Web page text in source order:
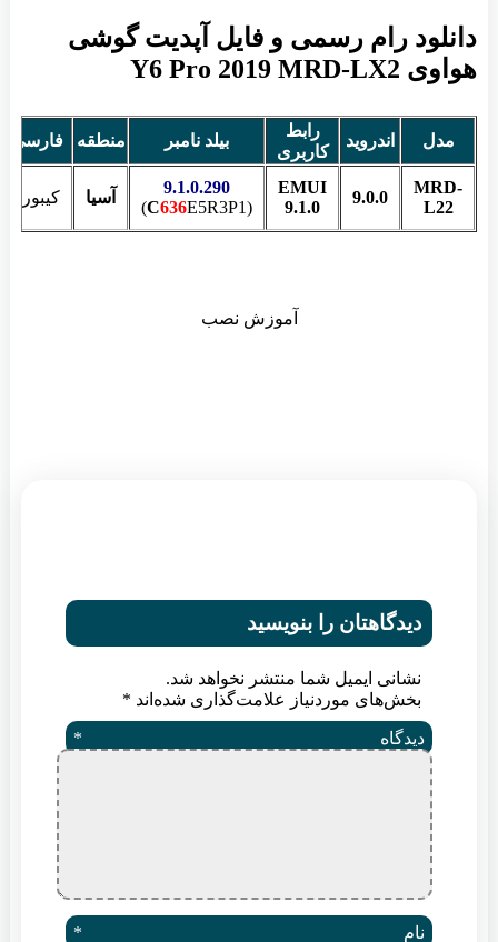
رام رسمی و فایل آپدیت گوشی
اندروید
رابط
کاربری
بیلد نامبر منطقه فارسی حجم
9.0.0
EMUI
9.1.0
9.1.0.290
C636 E5R3P1)
آسیا کیبورد
2.25
GB
آموزش نصب
دیدگاهتان را بنویسید
نشانی ایمیل شما منتشر نخواهد شد.
بخش‌های موردنیاز علامت‌گذاری شده‌اند *